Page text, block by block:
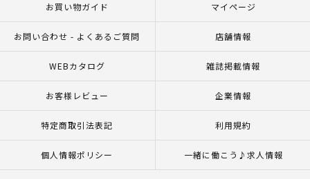
お買い物ガイド マイページ
お問い合わせ - よくあるご質問 店舗情報
WEBカタログ 雑誌掲載情報
お客様レビュー 企業情報
特定商取引法表記 利用規約
個人情報ポリシー 一緒に働こう♪求人情報